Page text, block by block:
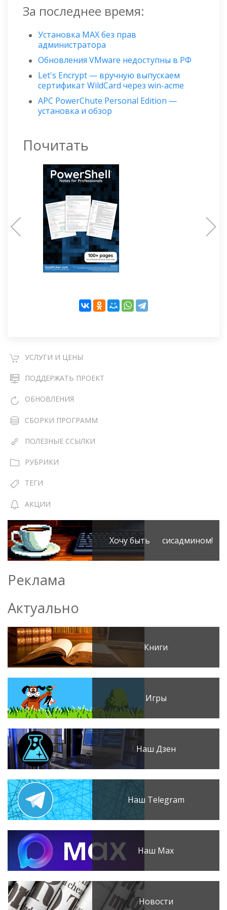
За последнее время:
Установка MAX без прав
администратора
Обновления VMware недоступны в РФ
Let's Encrypt — вручную выпускаем
сертификат WildСard через win-acme
APC PowerChute Personal Edition —
установка и обзор
Почитать
УСЛУГИ И ЦЕНЫ
ПОДДЕРЖАТЬ ПРОЕКТ
ОБНОВЛЕНИЯ
СБОРКИ ПРОГРАММ
ПОЛЕЗНЫЕ ССЫЛКИ
РУБРИКИ
ТЕГИ
АКЦИИ
Хочу быть сисадмином!
Реклама
Актуально
Книги
Игры
Наш Дзен
Наш Telegram
Наш Max
Новости